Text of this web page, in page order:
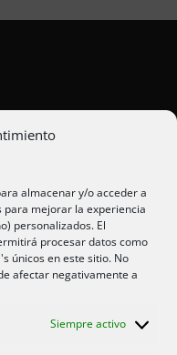
almacenar y/o acceder a
para mejorar la experiencia
personalizados. El
procesar datos como
únicos en este sitio. No
afectar negativamente a
Siempre activo